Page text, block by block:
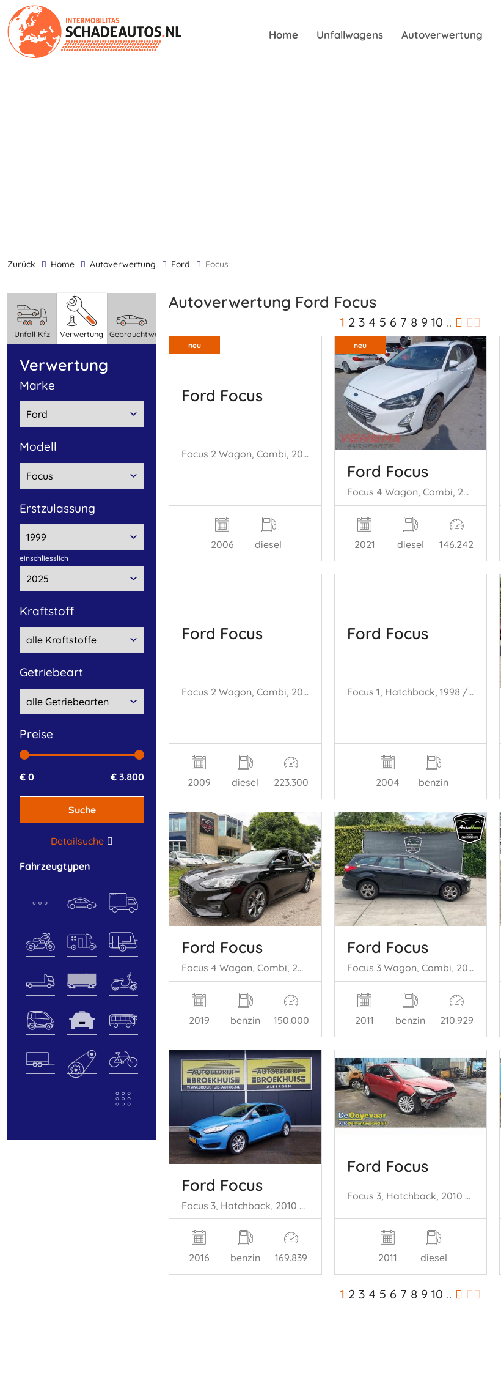
Home Unfallwagens Autoverwertung
zurück Home Autoverwertung Ford Focus
Unfall Kfz Verwertung Gebrauchtwagen
Verwertung
marke
Modell
Erstzulassung
einschliesslich
Kraftstoff
Getriebeart
preise
€ 0 € 3.800
Suche
Detailsuche
Fahrzeugtypen
Autoverwertung Ford Focus
1 2 3 4 5 6 7 8 9 10 ..
neu
Ford Focus
Focus 2 Wagon, Combi, 2004 / 2012 1.6 TDCi 16V 90
2006 diesel
neu
Ford Focus
Focus 4 Wagon, Combi, 2018 / 2025 1.5 EcoBlue 120
2021 diesel 146.242
Ford Focus
Focus 2 Wagon, Combi, 2004 / 2012 1.6 TDCi 16V 100
2009 diesel 223.300
Ford Focus
Focus 1, Hatchback, 1998 / 2004 1.6 16V
2004 benzin
Ford Focus
Focus 4 Wagon, Combi, 2018 / 2025 1.0 Ti-VCT EcoBoost 12V 125
2019 benzin 150.000
Ford Focus
Focus 3 Wagon, Combi, 2010 / 2020 1.6 SCTi 16V
2011 benzin 210.929
Ford Focus
Focus 3, Hatchback, 2010 / 2020 1.0 Ti-VCT EcoBoost 12V 100
2016 benzin 169.839
Ford Focus
Focus 3, Hatchback, 2010 / 2020 1.6 TDCi
2011 diesel
1 2 3 4 5 6 7 8 9 10 ..